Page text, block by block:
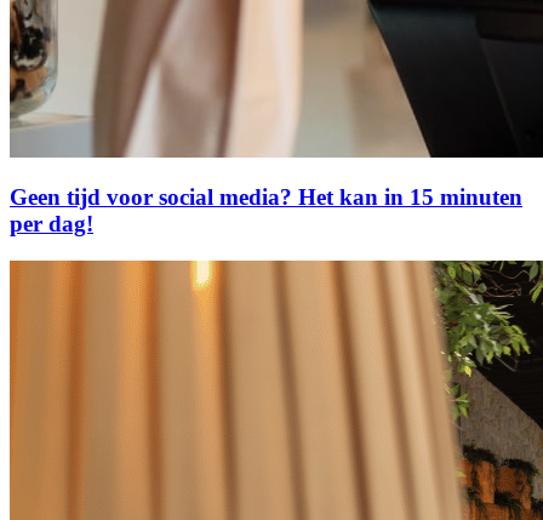
Geen tijd voor social media? Het kan in 15 minuten
per dag!